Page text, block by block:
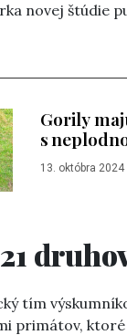
novej štúdie
Gorily
s
13. októbra 2024|
tím
primátov,